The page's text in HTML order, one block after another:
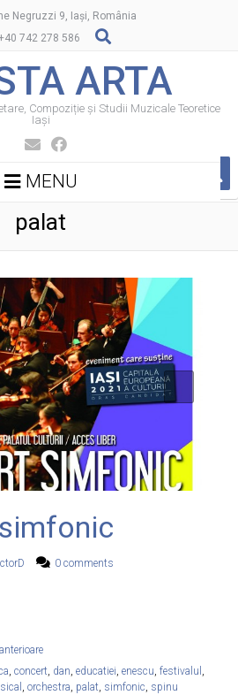
Negruzzi 9, Iași, România
742 278 586
ARTA
Compoziție și Studii Muzicale Teoretice
Iași
MENU
palat
0 comments
,concert, dan,educatiei,enescu,festivalul ,
,orchestra, palat, simfonic, spinu